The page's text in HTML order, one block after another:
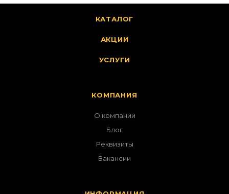
КАТАЛОГ
АКЦИИ
УСЛУГИ
КОМПАНИЯ
О компании
Блог
Реквизиты
Вакансии